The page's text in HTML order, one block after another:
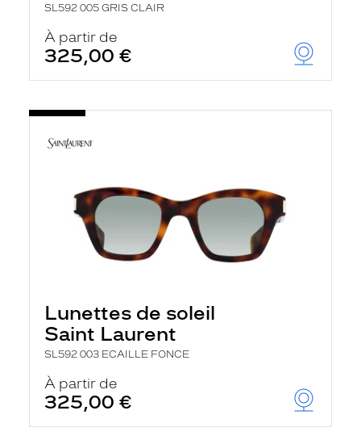
SL592 005 GRIS CLAIR
À partir de
325,00 €
Lunettes de soleil
Saint Laurent
SL592 003 ECAILLE FONCE
À partir de
325,00 €